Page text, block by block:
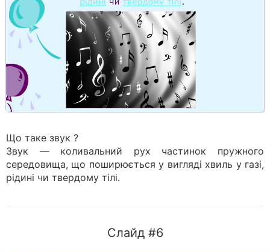
Що таке звук ?
Звук — коливальний рух частинок пружного
середовища, що поширюється у вигляді хвиль у газі,
рідині чи твердому тілі.
Слайд #6